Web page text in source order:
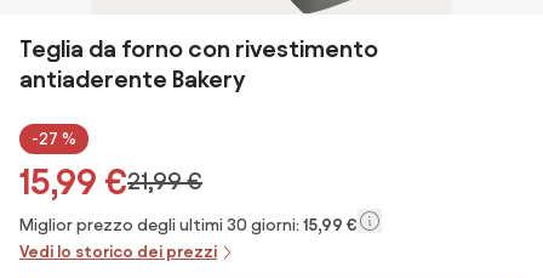
Teglia da forno con rivestimento
antiaderente Bakery
-27 %
15,99 €21,99 €
Miglior prezzo degli ultimi 30 giorni: 15,99 €
Vedi lo storico dei prezzi